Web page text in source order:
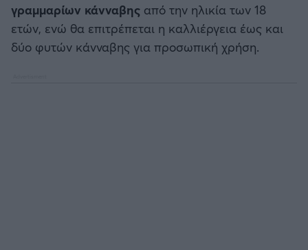
Ρεάλ Μαδρίτης
γραμμαρίων κάνναβης από την ηλικία των 18
ετών, ενώ θα επιτρέπεται η καλλιέργεια έως και
δύο φυτών κάνναβης για προσωπική χρήση.